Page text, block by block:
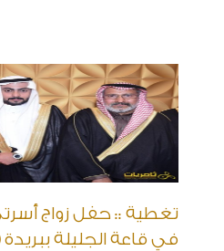
تغطية :: حفل زواج
في قاعة الجليلة ببريدة (